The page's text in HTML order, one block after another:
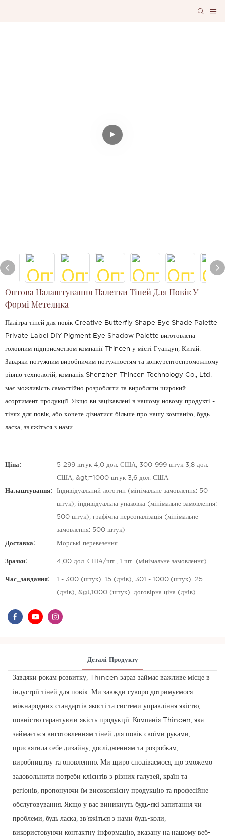
Оптова Налаштування Палетки Тіней Для Повік У
Формі Метелика
Палітра тіней для повік Creative Butterfly Shape Eye Shade Palette
Private Label DIY Pigment Eye Shadow Palette виготовлена ​​
головним підприємством компанії Thincen у місті Гуандун, Китай.
Завдяки потужним виробничим потужностям та конкурентоспроможному
рівню технологій, компанія Shenzhen Thincen Technology Co., Ltd.
має можливість самостійно розробляти та виробляти широкий
асортимент продукції. Якщо ви зацікавлені в нашому новому продукті -
тінях для повік, або хочете дізнатися більше про нашу компанію, будь
ласка, зв'яжіться з нами.
Ціна: 5-299 штук 4,0 дол. США, 300-999 штук 3,8 дол.
США, &gt;=1000 штук 3,6 дол. США
Налаштування: Індивідуальний логотип (мінімальне замовлення: 50
штук), індивідуальна упаковка (мінімальне замовлення:
500 штук), графічна персоналізація (мінімальне
замовлення: 500 штук)
Доставка: Морські перевезення
Зразки: 4,00 дол. США/шт., 1 шт. (мінімальне замовлення)
Час_завдання: 1 - 300 (штук): 15 (днів), 301 - 1000 (штук): 25
(днів), &gt;1000 (штук): договірна ціна (днів)
Деталі Продукту
Завдяки рокам розвитку, Thincen зараз займає важливе місце в
індустрії тіней для повік. Ми завжди суворо дотримуємося
міжнародних стандартів якості та системи управління якістю,
повністю гарантуючи якість продукції. Компанія Thincen, яка
займається виготовленням тіней для повік своїми руками,
присвятила себе дизайну, дослідженням та розробкам,
виробництву та оновленню. Ми щиро сподіваємося, що зможемо
задовольнити потреби клієнтів з різних галузей, країн та
регіонів, пропонуючи їм високоякісну продукцію та професійне
обслуговування. Якщо у вас виникнуть будь-які запитання чи
проблеми, будь ласка, зв'яжіться з нами будь-коли,
використовуючи контактну інформацію, вказану на нашому веб-